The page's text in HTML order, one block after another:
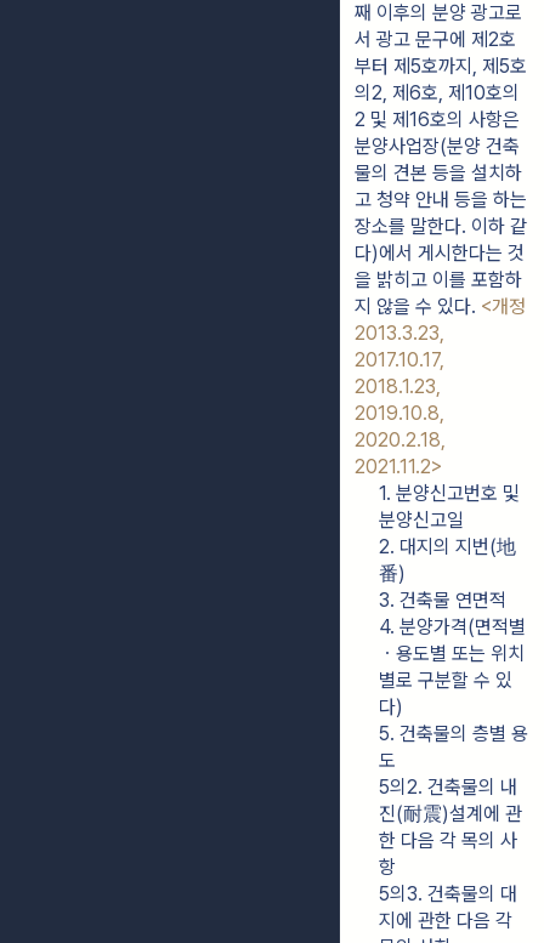
째 이후의 분양 광고로
서 광고 문구에 제2호
부터 제5호까지, 제5호
의2, 제6호, 제10호의
2 및 제16호의 사항은
분양사업장(분양 건축
물의 견본 등을 설치하
고 청약 안내 등을 하는
장소를 말한다. 이하 같
다)에서 게시한다는 것
을 밝히고 이를 포함하
지 않을 수 있다. <개정
2013.3.23,
2017.10.17,
2018.1.23,
2019.10.8,
2020.2.18,
2021.11.2>
1. 분양신고번호 및
분양신고일
2. 대지의 지번(地
番)
3. 건축물 연면적
4. 분양가격(면적별
ㆍ용도별 또는 위치
별로 구분할 수 있
다)
5. 건축물의 층별 용
도
5의2. 건축물의 내
진(耐震)설계에 관
한 다음 각 목의 사
항
5의3. 건축물의 대
지에 관한 다음 각